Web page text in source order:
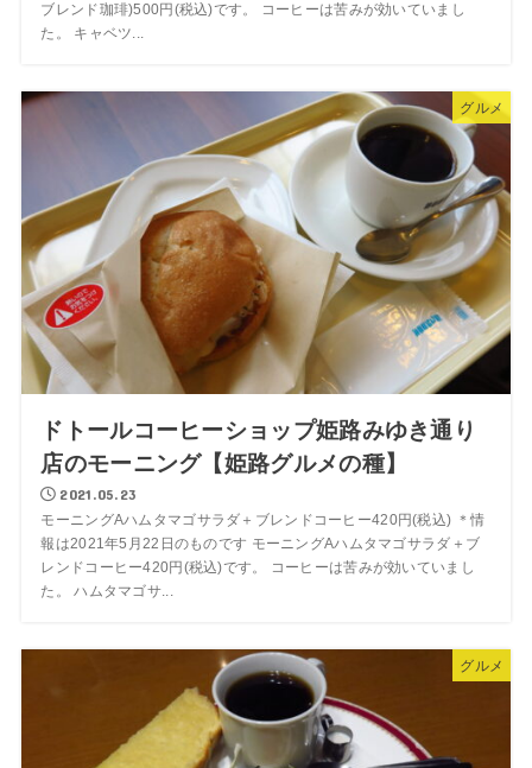
ブレンド珈琲)500円(税込)です。 コーヒーは苦みが効いていまし
た。 キャベツ...
グルメ
ドトールコーヒーショップ姫路みゆき通り
店のモーニング【姫路グルメの種】
2021.05.23
モーニングAハムタマゴサラダ＋ブレンドコーヒー420円(税込) ＊情
報は2021年5月22日のものです モーニングAハムタマゴサラダ＋ブ
レンドコーヒー420円(税込)です。 コーヒーは苦みが効いていまし
た。 ハムタマゴサ...
グルメ